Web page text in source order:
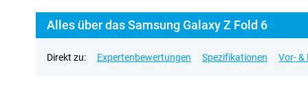
Alles über das Samsung Galaxy Z Fold 6
Direkt zu: Expertenbewertungen Spezifikationen Vor- &